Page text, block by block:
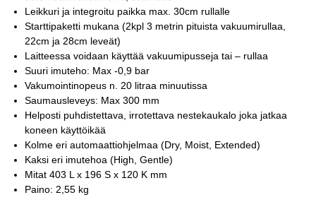
Leikkuri ja integroitu paikka max. 30cm rullalle
Starttipaketti mukana (2kpl 3 metrin pituista vakuumirullaa,
22cm ja 28cm leveät)
Laitteessa voidaan käyttää vakuumipusseja tai – rullaa
Suuri imuteho: Max -0,9 bar
Vakumointinopeus n. 20 litraa minuutissa
Saumausleveys: Max 300 mm
Helposti puhdistettava, irrotettava nestekaukalo joka jatkaa
koneen käyttöikää
Kolme eri automaattiohjelmaa (Dry, Moist, Extended)
Kaksi eri imutehoa (High, Gentle)
Mitat 403 L x 196 S x 120 K mm
Paino: 2,55 kg